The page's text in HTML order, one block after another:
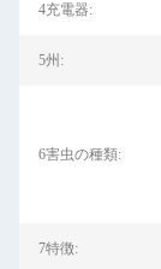
4充電器:
5州:
6害虫の種類:
7特徴: